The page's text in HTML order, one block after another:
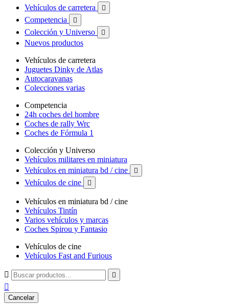
Vehículos de carretera 
Competencia 
Colección y Universo 
Nuevos productos
Vehículos de carretera
Juguetes Dinky de Atlas
Autocaravanas
Colecciones varias
Competencia
24h coches del hombre
Coches de rally Wrc
Coches de Fórmula 1
Colección y Universo
Vehículos militares en miniatura
Vehículos en miniatura bd / cine

Vehículos de cine 
Vehículos en miniatura bd / cine
Vehículos Tintín
Varios vehículos y marcas
Coches Spirou y Fantasio
Vehículos de cine
Vehículos Fast and Furious
 

Cancelar